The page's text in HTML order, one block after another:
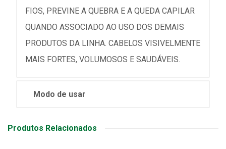
FIOS, PREVINE A QUEBRA E A QUEDA CAPILAR
QUANDO ASSOCIADO AO USO DOS DEMAIS
PRODUTOS DA LINHA. CABELOS VISIVELMENTE
MAIS FORTES, VOLUMOSOS E SAUDÁVEIS.
Modo de usar
Produtos Relacionados